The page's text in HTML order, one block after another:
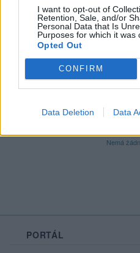
I want to opt-out of
Retention, Sale, and/or
Personal Data that Is
Purposes for which it was
Opted Out
CONFIRM
Data Deletion Data
Poslední 3
Zobrazit
Nemá
PORTÁL